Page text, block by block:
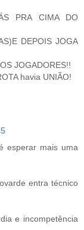
PRA CIMA DO
DEPOIS JOGA
JOGADORES!!
havia UNIÃO!
esperar mais uma
entra técnico
e incompetência